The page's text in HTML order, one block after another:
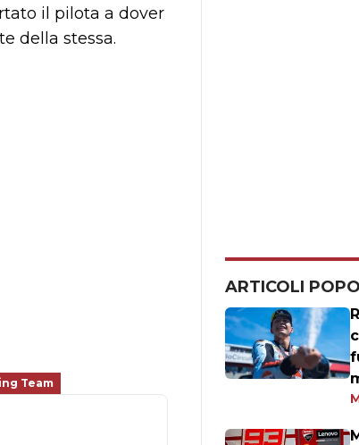
il pilota a dover
della stessa.
Team
ARTICOLI